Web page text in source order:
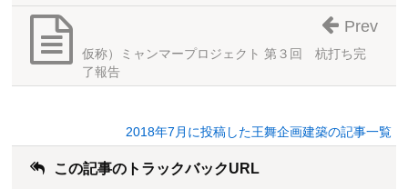
仮称）ミャンマープロジェクト 第３回 杭打ち完
了報告
Prev
2018年7月に投稿した王舞企画建築の記事一覧
この記事のトラックバックURL